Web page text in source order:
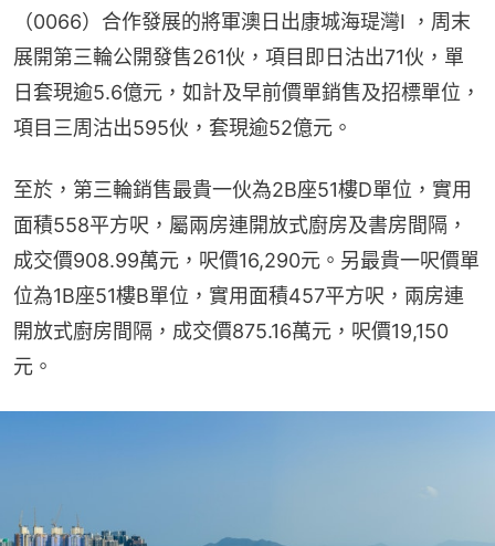
（0066）合作發展的將軍澳日出康城海瑅灣I ，周末
展開第三輪公開發售261伙，項目即日沽出71伙，單
日套現逾5.6億元，如計及早前價單銷售及招標單位，
項目三周沽出595伙，套現逾52億元。
至於，第三輪銷售最貴一伙為2B座51樓D單位，實用
面積558平方呎，屬兩房連開放式廚房及書房間隔，
成交價908.99萬元，呎價16,290元。另最貴一呎價單
位為1B座51樓B單位，實用面積457平方呎，兩房連
開放式廚房間隔，成交價875.16萬元，呎價19,150
元。